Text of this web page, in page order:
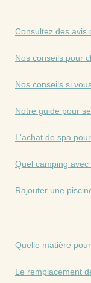
Consultez des avis
Nos conseils pour
Nos conseils si
Notre guide pour
L'achat de spa
Quel camping
Rajouter une
Quelle matière
Le remplacement